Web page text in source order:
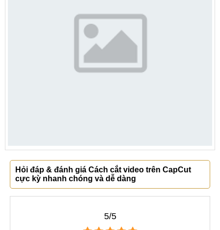
Hỏi đáp & đánh giá Cách cắt video trên CapCut
cực kỳ nhanh chóng và dễ dàng
5/5